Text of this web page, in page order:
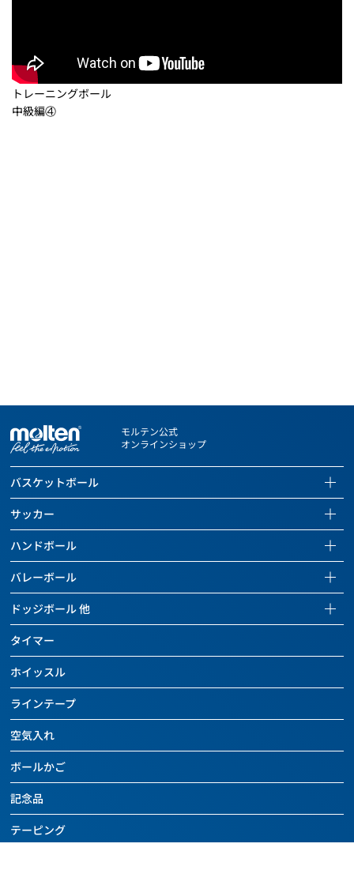
トレーニングボール
中級編④
モルテン公式
オンラインショップ
バスケットボール
バスケットボールページを見る
全ての商品を見る
バスケットボール
バッグ
ボールケアグッズ
チーム用具
レフェリー用具
トレーニング用具
カウンター
バスケットボール関連用具
その他
SALE
サッカー
サッカーページを見る
全ての商品を見る
サッカーボール
バッグ
ボールケアグッズ
チーム用具
レフェリー用具
トレーニング用具
関連用具
フットサル関連用具
その他
SALE
ハンドボール
ハンドボールページを見る
全ての商品を見る
ハンドボール
バッグ
ボールケアグッズ
チーム用具
レフェリー用具
トレーニング用具
カウンター
ハンドボール関連用具
その他
バレーボール
バレーボールページを見る
全ての商品を見る
バレーボール
バッグ
ボールケアグッズ
チーム用具
レフェリー用具
トレーニング用具
関連用具
ソフトバレーボール関連用具
ドッジボール 他
ドッジボールページを見る
全ての商品を見る
ドッジボール
その他のボール
バッグ
ボールケアグッズ
チーム用具
レフェリー用具
その他
タイマー
ホイッスル
ラインテープ
空気入れ
ボールかご
記念品
テーピング